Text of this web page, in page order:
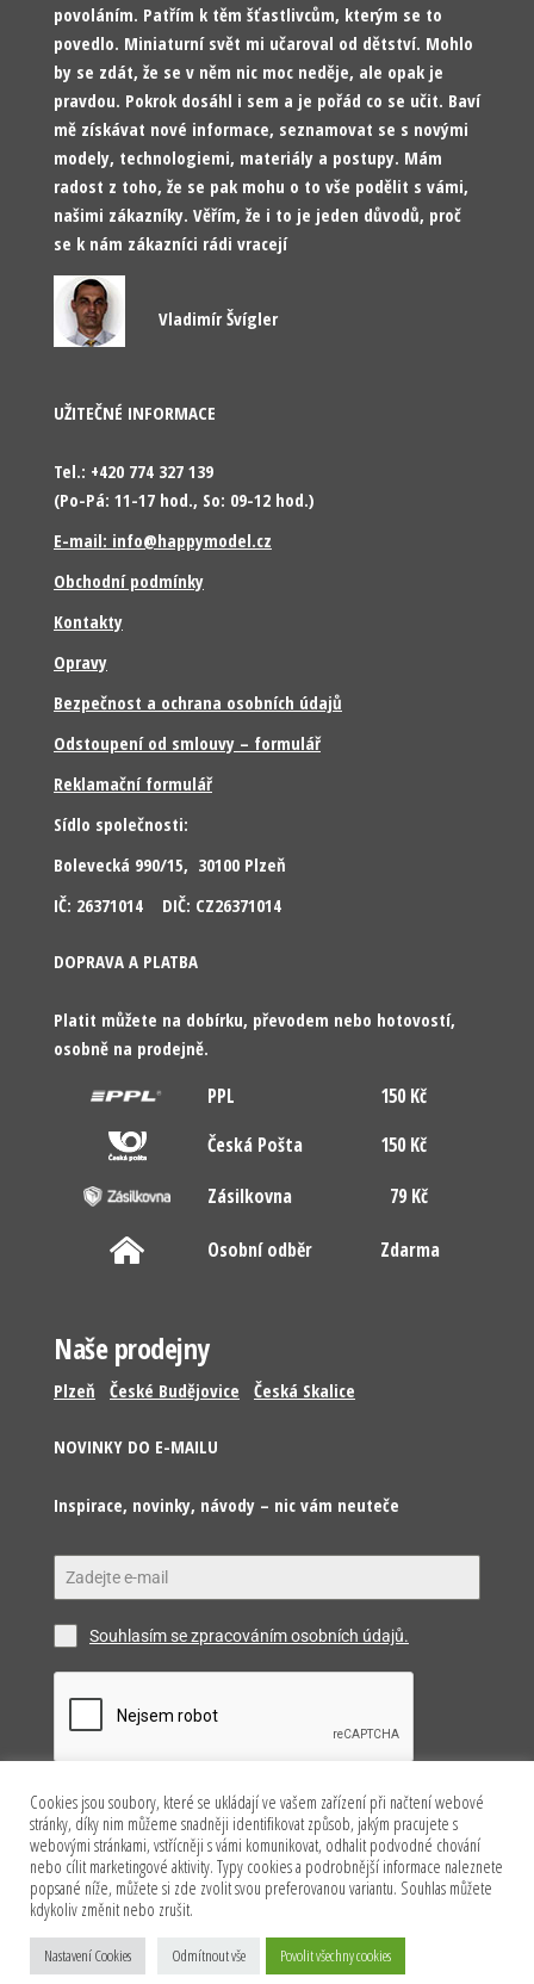
povoláním. Patřím k těm šťastlivcům, kterým se to
povedlo. Miniaturní svět mi učaroval od dětství. Mohlo
by se zdát, že se v něm nic moc neděje, ale opak je
pravdou. Pokrok dosáhl i sem a je pořád co se učit. Baví
mě získávat nové informace, seznamovat se s novými
modely, technologiemi, materiály a postupy. Mám
radost z toho, že se pak mohu o to vše podělit s vámi,
našimi zákazníky. Věřím, že i to je jeden důvodů, proč
se k nám zákazníci rádi vracejí
Vladimír Švígler
UŽITEČNÉ INFORMACE
Tel.: +420 774 327 139
(Po-Pá: 11-17 hod., So: 09-12 hod.)
E-mail: info@happymodel.cz
Obchodní podmínky
Kontakty
Opravy
Bezpečnost a ochrana osobních údajů
Odstoupení od smlouvy – formulář
Reklamační formulář
Sídlo společnosti:
Bolevecká 990/15, 30100 Plzeň
IČ: 26371014 DIČ: CZ26371014
DOPRAVA A PLATBA
Platit můžete na dobírku, převodem nebo hotovostí,
osobně na prodejně.
PPL
150 Kč
Česká Pošta
150 Kč
Zásilkovna
79 Kč
Osobní odběr Zdarma
Naše prodejny
Plzeň České Budějovice Česká Skalice
NOVINKY DO E-MAILU
Inspirace, novinky, návody – nic vám neuteče
Souhlasím se zpracováním osobních údajů.
Odeslat
vyhrazena.
Cookies jsou soubory, které se ukládají ve vašem zařízení při načtení webové
stránky, díky nim můžeme snadněji identifikovat způsob, jakým pracujete s
webovými stránkami, vstřícněji s vámi komunikovat, odhalit podvodné chování
nebo cílit marketingové aktivity. Typy cookies a podrobnější informace naleznete
popsané níže, můžete si zde zvolit svou preferovanou variantu. Souhlas můžete
kdykoliv změnit nebo zrušit.
Nastavení Cookies Odmítnout vše Povolit všechny cookies